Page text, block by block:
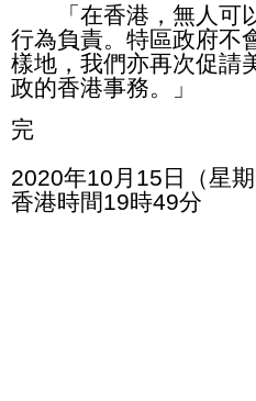
「在香港，無人可以
行為負責。特區政府不
樣地，我們亦再次促請
政的香港事務。」
完
2020年10月15日（星
香港時間19時49分